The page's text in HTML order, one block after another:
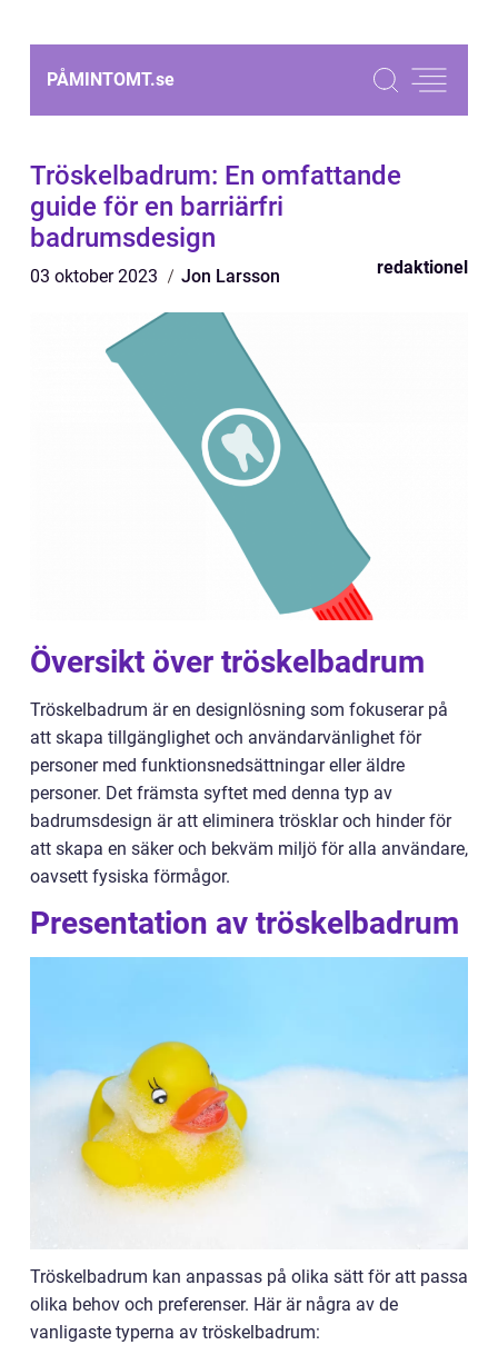
PÅMINTOMT.se
Tröskelbadrum: En omfattande
guide för en barriärfri
badrumsdesign
03 oktober 2023 Jon Larsson redaktionel
Översikt över tröskelbadrum
Tröskelbadrum är en designlösning som fokuserar på
att skapa tillgänglighet och användarvänlighet för
personer med funktionsnedsättningar eller äldre
personer. Det främsta syftet med denna typ av
badrumsdesign är att eliminera trösklar och hinder för
att skapa en säker och bekväm miljö för alla användare,
oavsett fysiska förmågor.
Presentation av tröskelbadrum
Tröskelbadrum kan anpassas på olika sätt för att passa
olika behov och preferenser. Här är några av de
vanligaste typerna av tröskelbadrum: